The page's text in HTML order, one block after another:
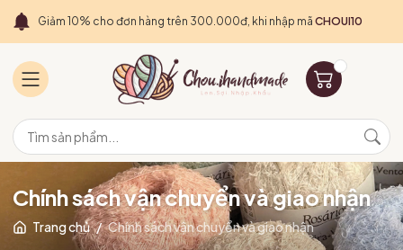
Giảm 10% cho đơn hàng trên 300.000đ, khi nhập mã CHOUI10
Chính sách vận chuyển và giao nhận
Trang chủ / Chính sách vận chuyển và giao nhận